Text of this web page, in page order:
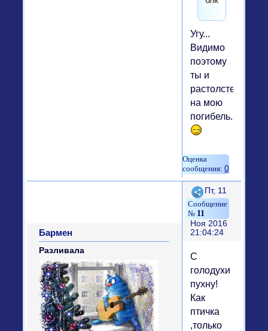
Угу...
Видимо
поэтому
ты и
растолстел
на мою
погибель....
0
Поделиться
11
Пт, 11
Ноя 2016
21:04:24
Бармен
Разливала
С
голодухи
пухну!
Как
птичка
,только